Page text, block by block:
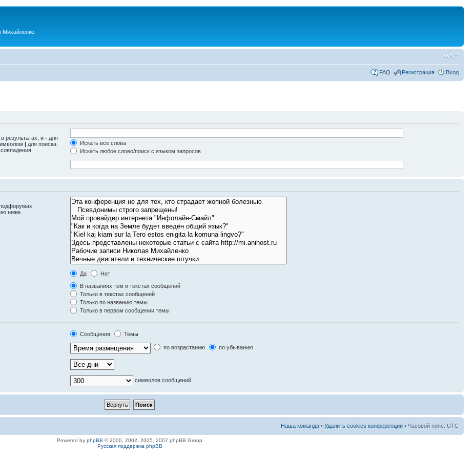
Михайленко
FAQ Регистрация Вход
результатах, и - для
| для поиска
Искать все слова
Искать любое слово/поиск с языком запросов
ниже.
Да
Нет
В названиях тем и текстах сообщений
Только в текстах сообщений
Только по названию темы
Только в первом сообщении темы
Сообщения
Темы
по возрастанию по убыванию
символов сообщений
Наша команда • Удалить cookies конференции • Часовой пояс: UTC
Powered by phpBB © 2000, 2002, 2005, 2007 phpBB Group
Русская поддержка phpBB